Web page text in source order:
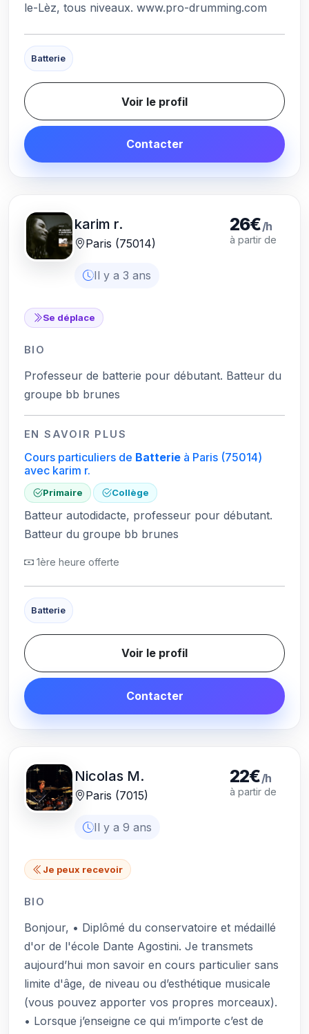
le-Lèz, tous niveaux. www.pro-drumming.com
Batterie
Voir le profil
Contacter
karim r.
Paris (75014)
Il y a 3 ans
26€/h
à partir de
Se déplace
BIO
Professeur de batterie pour débutant. Batteur du
groupe bb brunes
EN SAVOIR PLUS
Cours particuliers de Batterieà Paris (75014)
avec karim r.
Primaire Collège
Batteur autodidacte, professeur pour débutant.
Batteur du groupe bb brunes
1ère heure offerte
Batterie
Voir le profil
Contacter
Nicolas M.
Paris (7015)
Il y a 9 ans
22€/h
à partir de
Je peux recevoir
BIO
Bonjour, • Diplômé du conservatoire et médaillé
d'or de l'école Dante Agostini. Je transmets
aujourd’hui mon savoir en cours particulier sans
limite d'âge, de niveau ou d’esthétique musicale
(vous pouvez apporter vos propres morceaux).
• Lorsque j’enseigne ce qui m’importe c’est de